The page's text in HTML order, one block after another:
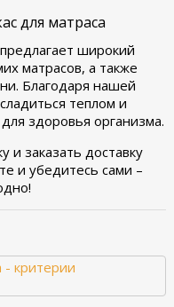
для матраса
широкий
матрасов, а также
Благодаря нашей
теплом и
здоровья организма.
и заказать доставку
и убедитесь сами –
критерии